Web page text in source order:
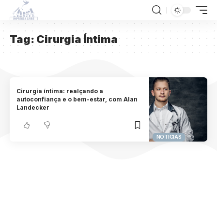
Tag: Cirurgia Íntima
NOTICIAS
Cirurgia íntima: realçando a
autoconfiança e o bem-estar, com Alan
Landecker